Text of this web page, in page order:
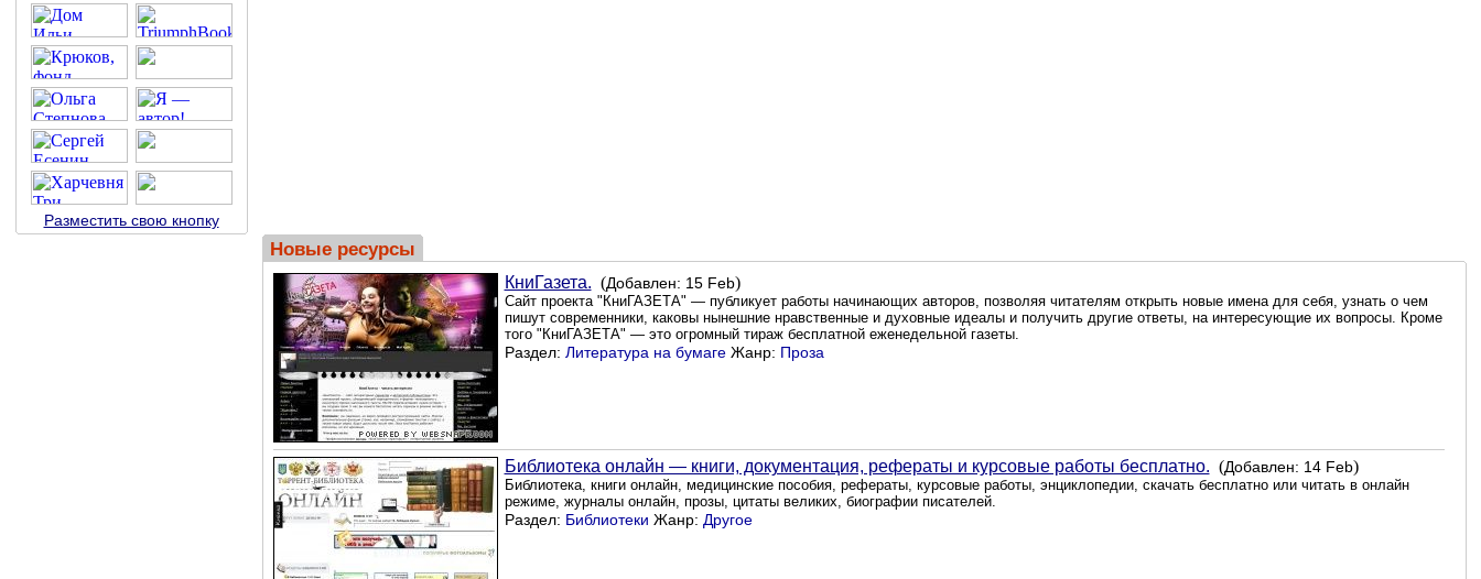
Разместить свою кнопку
Новые ресурсы
КниГазета. (Добавлен: 15 Feb)
Сайт проекта "КниГАЗЕТА" — публикует работы начинающих авторов, позволяя читателям открыть новые имена для себя, узнать о чем
пишут современники, каковы нынешние нравственные и духовные идеалы и получить другие ответы, на интересующие их вопросы. Кроме
того "КниГАЗЕТА" — это огромный тираж бесплатной еженедельной газеты.
Раздел: Литература на бумаге Жанр: Проза
Библиотека онлайн — книги, документация, рефераты и курсовые работы бесплатно. (Добавлен: 14 Feb)
Библиотека, книги онлайн, медицинские пособия, рефераты, курсовые работы, энциклопедии, скачать бесплатно или читать в онлайн
режиме, журналы онлайн, прозы, цитаты великих, биографии писателей.
Раздел: Библиотеки Жанр: Другое